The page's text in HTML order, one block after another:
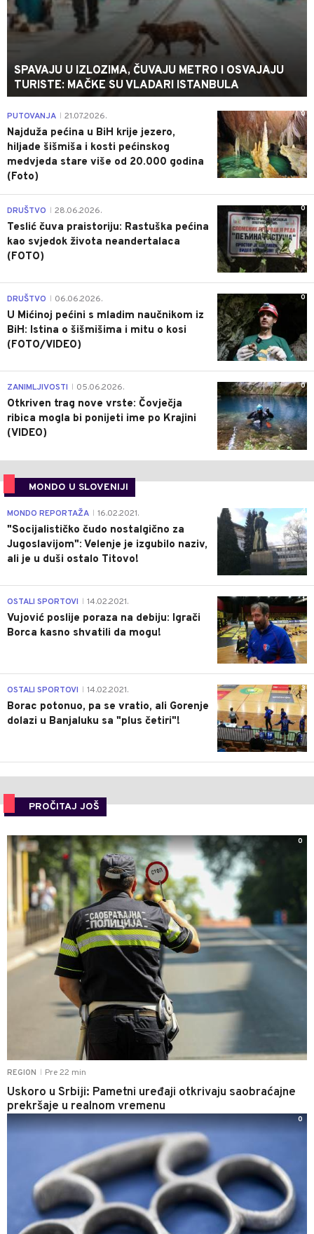
SPAVAJU U IZLOZIMA, ČUVAJU METRO I OSVAJAJU
TURISTE: MAČKE SU VLADARI ISTANBULA
0
PUTOVANJA 21.07.2026.
Najduža pećina u BiH krije jezero,
hiljade šišmiša i kosti pećinskog
medvjeda stare više od 20.000 godina
(Foto)
0
DRUŠTVO 28.06.2026.
Teslić čuva praistoriju: Rastuška pećina
kao svjedok života neandertalaca
(FOTO)
0
DRUŠTVO 06.06.2026.
U Mićinoj pećini s mladim naučnikom iz
BiH: Istina o šišmišima i mitu o kosi
(FOTO/VIDEO)
0
ZANIMLJIVOSTI 05.06.2026.
Otkriven trag nove vrste: Čovječja
ribica mogla bi ponijeti ime po Krajini
(VIDEO)
MONDO U SLOVENIJI
4
MONDO REPORTAŽA 16.02.2021.
"Socijalističko čudo nostalgično za
Jugoslavijom": Velenje je izgubilo naziv,
ali je u duši ostalo Titovo!
1
OSTALI SPORTOVI 14.02.2021.
Vujović poslije poraza na debiju: Igrači
Borca kasno shvatili da mogu!
3
OSTALI SPORTOVI 14.02.2021.
Borac potonuo, pa se vratio, ali Gorenje
dolazi u Banjaluku sa "plus četiri"!
PROČITAJ JOŠ
REGION Pre 22 min
Uskoro u Srbiji: Pametni uređaji otkrivaju saobraćajne
prekršaje u realnom vremenu
0
0